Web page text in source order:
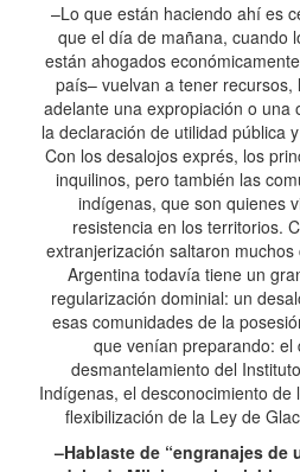
–Lo que están haciendo ahí es
que el día de mañana, cuando
están ahogados
país– vuelvan a tener
adelante una expropiación o una
la declaración de utilidad pública
Con los desalojos exprés, los
inquilinos, pero también las
indígenas, que son quienes
resistencia en los territorios.
extranjerización saltaron
Argentina todavía tiene un
regularización dominial: un
esas comunidades de la
que venían preparando: el
desmantelamiento del
Indígenas, el desconocimiento
flexibilización de la Ley de
–Hablaste de “engranajes de